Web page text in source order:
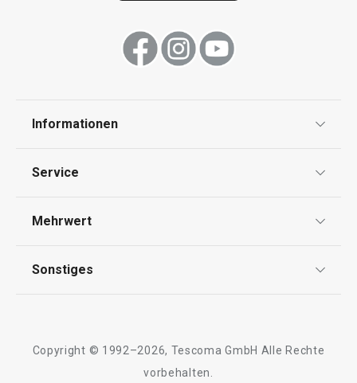
Schneiden
Informationen
Impressum
Service
Kontaktformular
Mehrwert
Qualität
Sonstiges
Copyright © 1992–2026, Tescoma GmbH Alle Rechte
vorbehalten.